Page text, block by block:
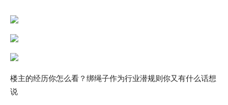
楼主的经历你怎么看？绑绳子作为行业潜规则你又有什么话想
说